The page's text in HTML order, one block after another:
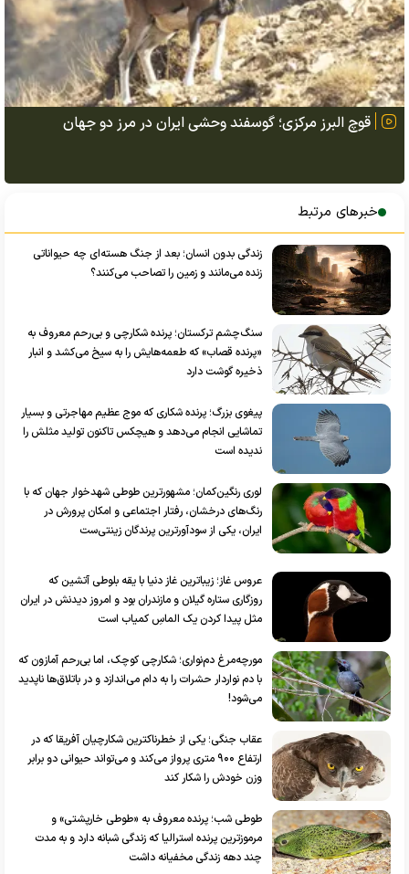
قوچ البرز مرکزی؛ گوسفند وحشی ایران در مرز دو جهان
خبرهای مرتبط
زندگی بدون انسان؛ بعد از جنگ هسته‌ای چه حیواناتی
زنده می‌مانند و زمین را تصاحب می‌کنند؟
سنگ‌چشم ترکستان؛ پرنده شکارچی و بی‌رحم معروف به
«پرنده قصاب» که طعمه‌هایش را به سیخ می‌کشد و انبار
ذخیره گوشت دارد
پیغوی بزرگ؛ پرنده شکاری که موج عظیم مهاجرتی و بسیار
تماشایی انجام می‌دهد و هیچکس تاکنون تولید مثلش را
ندیده است
لوری رنگین‌کمان؛ مشهورترین طوطی شهدخوار جهان که با
رنگ‌های درخشان، رفتار اجتماعی و امکان پرورش در
ایران، یکی از سودآورترین پرندگان زینتی‌ست
عروس غاز؛ زیباترین غاز دنیا با یقه بلوطی آتشین که
روزگاری ستاره گیلان و مازندران بود و امروز دیدنش در ایران
مثل پیدا کردن یک الماسِ کمیاب است
مورچه‌مرغ دم‌نواری؛ شکارچی کوچک، اما بی‌رحم آمازون که
با دم نواردار حشرات را به دام می‌اندازد و در باتلاق‌ها ناپدید
می‌شود!
عقاب جنگی؛ یکی از خطرناکترین شکارچیان آفریقا که در
ارتفاع ۹۰۰ متری پرواز می‌کند و می‌تواند حیوانی دو برابر
وزن خودش را شکار کند
طوطی شب؛ پرنده معروف به «طوطی خارپشتی» و
مرموزترین پرنده استرالیا که زندگی شبانه دارد و به مدت
چند دهه زندگی مخفیانه داشت